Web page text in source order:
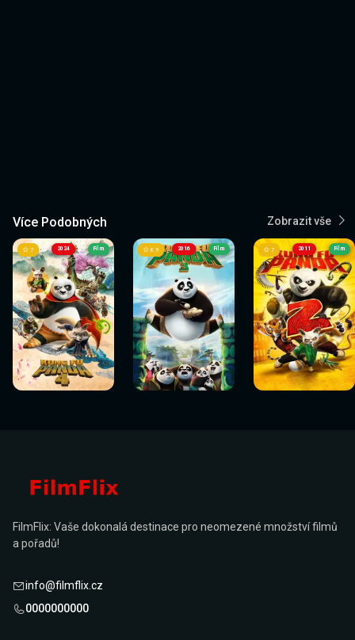
Více Podobných Zobrazit vše
2024
Sledovat
nyní
7 Film
Sledovat
nyní
2016
Sledovat
nyní
6.9 Film
Sledovat
nyní
2011
Sledovat
nyní
7 Film
Sledovat
nyní
FilmFlix: Vaše dokonalá destinace pro neomezené množství filmů
a pořadů!
info@filmflix.cz
0000000000